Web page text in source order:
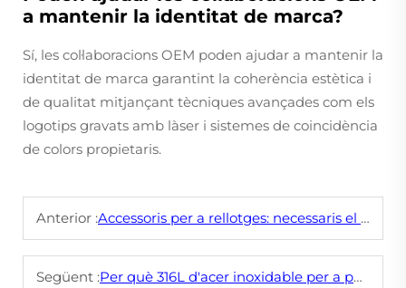
a mantenir la identitat de marca?
Sí, les col·laboracions OEM poden ajudar a mantenir la
identitat de marca garantint la coherència estètica i
de qualitat mitjançant tècniques avançades com els
logotips gravats amb làser i sistemes de coincidència
de colors propietaris.
Anterior :Accessoris per a rellotges: necessaris el 2025
Següent :Per què 316L d'acer inoxidable per a peces de rellotges?